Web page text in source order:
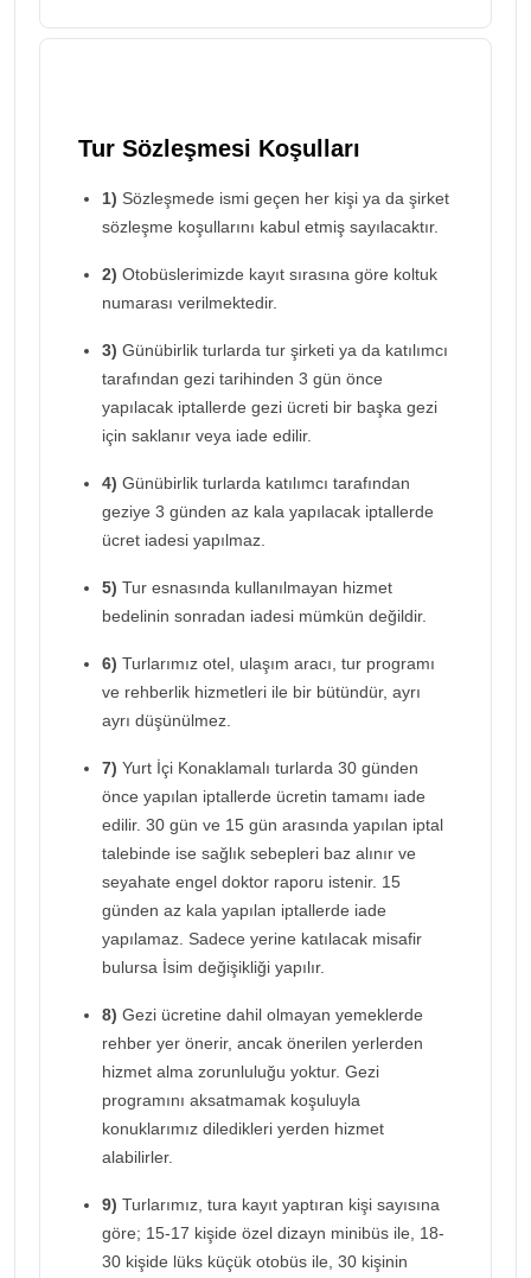
Tur Sözleşmesi Koşulları
1) Sözleşmede ismi geçen her kişi ya da şirket
sözleşme koşullarını kabul etmiş sayılacaktır.
2) Otobüslerimizde kayıt sırasına göre koltuk
numarası verilmektedir.
3) Günübirlik turlarda tur şirketi ya da katılımcı
tarafından gezi tarihinden 3 gün önce
yapılacak iptallerde gezi ücreti bir başka gezi
için saklanır veya iade edilir.
4) Günübirlik turlarda katılımcı tarafından
geziye 3 günden az kala yapılacak iptallerde
ücret iadesi yapılmaz.
5) Tur esnasında kullanılmayan hizmet
bedelinin sonradan iadesi mümkün değildir.
6) Turlarımız otel, ulaşım aracı, tur programı
ve rehberlik hizmetleri ile bir bütündür, ayrı
ayrı düşünülmez.
7) Yurt İçi Konaklamalı turlarda 30 günden
önce yapılan iptallerde ücretin tamamı iade
edilir. 30 gün ve 15 gün arasında yapılan iptal
talebinde ise sağlık sebepleri baz alınır ve
seyahate engel doktor raporu istenir. 15
günden az kala yapılan iptallerde iade
yapılamaz. Sadece yerine katılacak misafir
bulursa İsim değişikliği yapılır.
8) Gezi ücretine dahil olmayan yemeklerde
rehber yer önerir, ancak önerilen yerlerden
hizmet alma zorunluluğu yoktur. Gezi
programını aksatmamak koşuluyla
konuklarımız diledikleri yerden hizmet
alabilirler.
9) Turlarımız, tura kayıt yaptıran kişi sayısına
göre; 15-17 kişide özel dizayn minibüs ile, 18-
30 kişide lüks küçük otobüs ile, 30 kişinin